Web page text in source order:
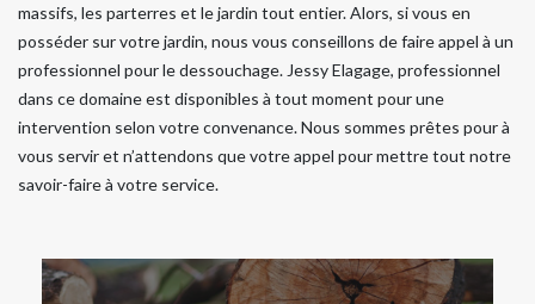
massifs, les parterres et le jardin tout entier. Alors, si vous en
posséder sur votre jardin, nous vous conseillons de faire appel à un
professionnel pour le dessouchage. Jessy Elagage, professionnel
dans ce domaine est disponibles à tout moment pour une
intervention selon votre convenance. Nous sommes prêtes pour à
vous servir et n’attendons que votre appel pour mettre tout notre
savoir-faire à votre service.